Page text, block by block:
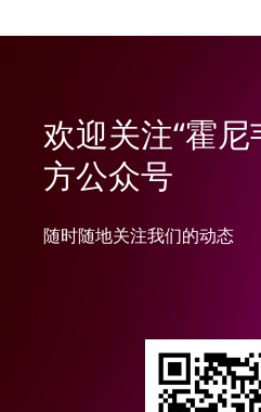
欢迎关注“霍
方公众号
随时随地关注我们的动态